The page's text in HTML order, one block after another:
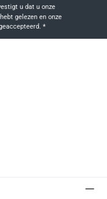
Door doorgaan te selecteren, bevestigt u dat u onze
*